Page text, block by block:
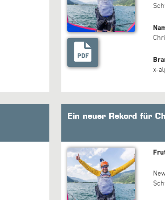
PDF
x-
Ein neuer Rekord für